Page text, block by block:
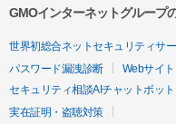
GMOインターネットグループ
世界初総合ネットセキュリティサ
パスワード漏洩診断
Webサイ
セキュリティ相談AIチャットボット
実在証明・盗聴対策